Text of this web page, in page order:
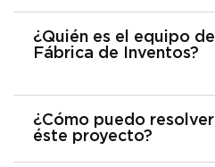
¿Quién es el equipo
Fábrica de Inventos?
¿Cómo puedo
éste proyecto?